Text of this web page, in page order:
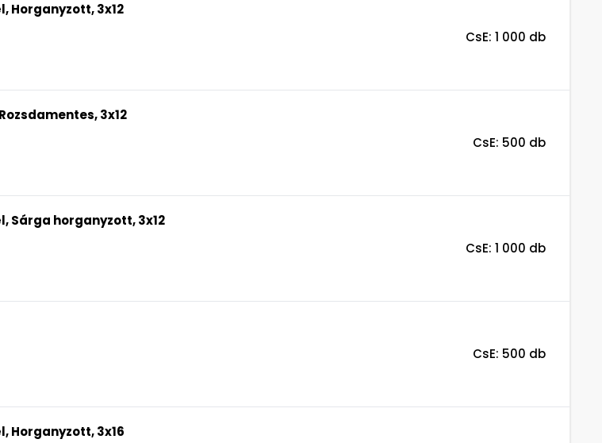
Horganyzott, 3x12
CsE: 1 000 db
3x12
CsE: 500 db
Sárga horganyzott, 3x12
CsE: 1 000 db
CsE: 500 db
Horganyzott, 3x16